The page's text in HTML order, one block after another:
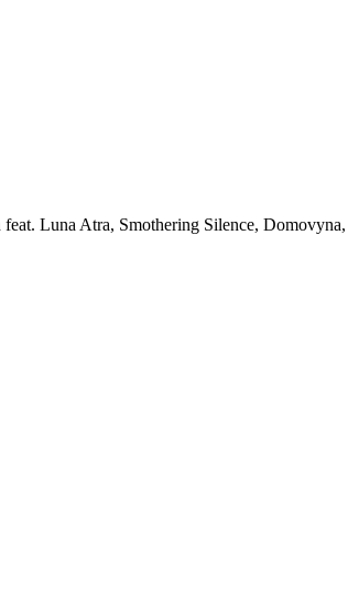
Luna Atra, Smothering Silence,